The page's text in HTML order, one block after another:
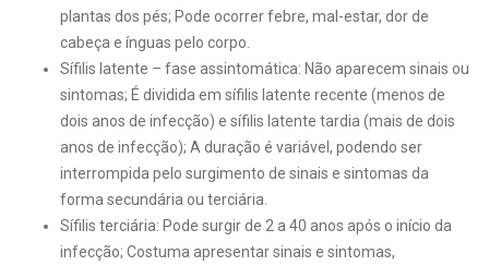
plantas dos pés; Pode ocorrer febre, mal-estar, dor de
cabeça e ínguas pelo corpo.
Sífilis latente – fase assintomática: Não aparecem sinais ou
sintomas; É dividida em sífilis latente recente (menos de
dois anos de infecção) e sífilis latente tardia (mais de dois
anos de infecção); A duração é variável, podendo ser
interrompida pelo surgimento de sinais e sintomas da
forma secundária ou terciária.
Sífilis terciária: Pode surgir de 2 a 40 anos após o início da
infecção; Costuma apresentar sinais e sintomas,